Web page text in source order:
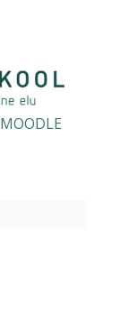
MOODLE